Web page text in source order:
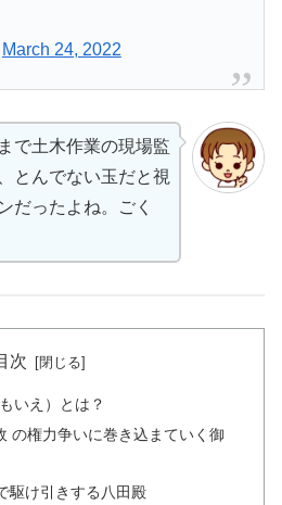
March 24, 2022
で土木作業の現場監
とんでない玉だと視
だったよね。ごく
次
いえ）とは？
の権力争いに巻き込まていく御
駆け引きする八田殿